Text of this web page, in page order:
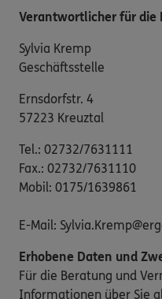
Verantwortlicher für die
Sylvia Kremp
Geschäftsstelle
Ernsdorfstr. 4
57223 Kreuztal
Tel.: 02732/7631111
Fax.: 02732/7631110
Mobil: 0175/1639861
E-Mail:
Erhobene Daten und
Für die Beratung und
Informationen über Sie